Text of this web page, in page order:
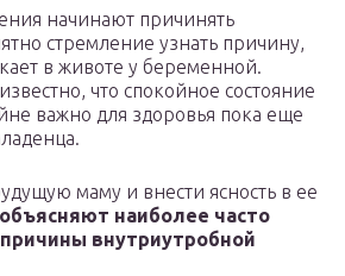
начинают причинять
стремление узнать причину,
в животе у беременной.
что спокойное состояние
важно для здоровья пока еще
маму и внести ясность в ее
наиболее часто
внутриутробной